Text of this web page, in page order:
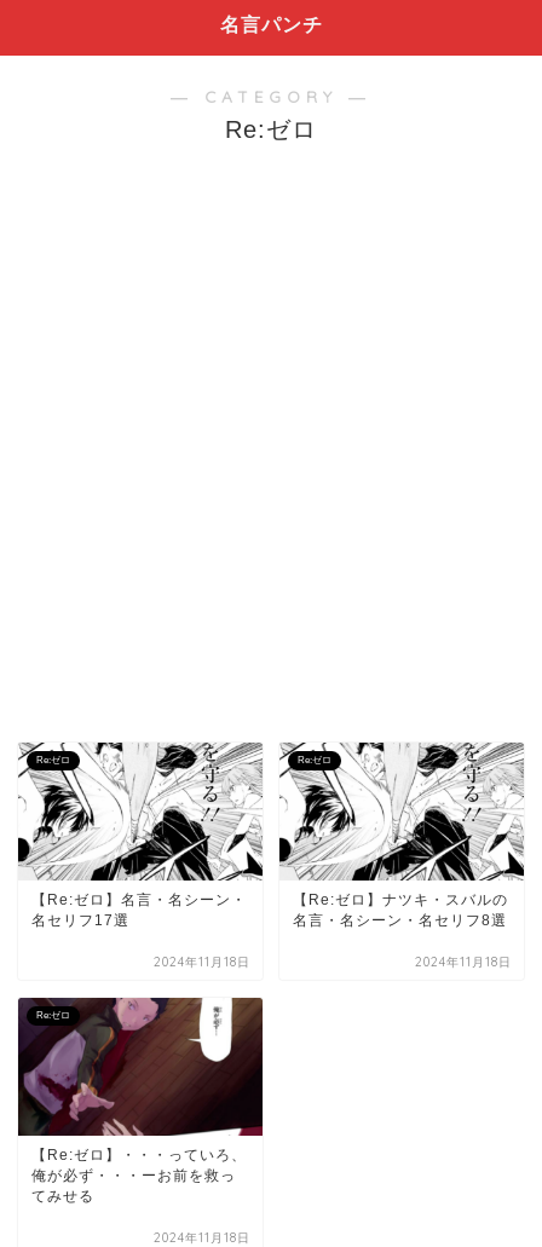
名言パンチ
― CATEGORY ―
Re:ゼロ
Re:ゼロ
【Re:ゼロ】名言・名シーン・
名セリフ17選
2024年11月18日
Re:ゼロ
【Re:ゼロ】ナツキ・スバルの
名言・名シーン・名セリフ8選
2024年11月18日
Re:ゼロ
【Re:ゼロ】・・・っていろ、
俺が必ず・・・ーお前を救っ
てみせる
2024年11月18日